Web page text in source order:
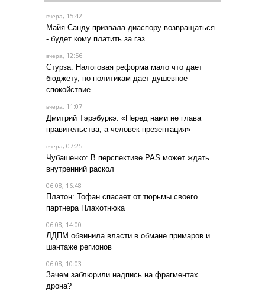
вчера, 15:42
Майя Санду призвала диаспору возвращаться
- будет кому платить за газ
вчера, 12:56
Стурза: Налоговая реформа мало что дает
бюджету, но политикам дает душевное
спокойствие
вчера, 11:07
Дмитрий Тэрэбуркэ: «Перед нами не глава
правительства, а человек-презентация»
вчера, 07:25
Чубашенко: В перспективе PAS может ждать
внутренний раскол
06.08, 16:48
Платон: Тофан спасает от тюрьмы своего
партнера Плахотнюка
06.08, 14:00
ЛДПМ обвинила власти в обмане примаров и
шантаже регионов
06.08, 10:03
Зачем заблюрили надпись на фрагментах
дрона?